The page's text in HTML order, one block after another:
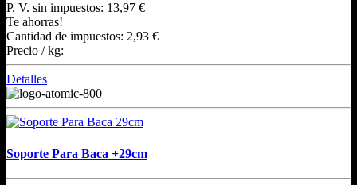
P. V. sin impuestos: 13,97 €
Te ahorras!
Cantidad de impuestos: 2,93 €
Precio / kg:
Detalles
Soporte Para Baca +29cm